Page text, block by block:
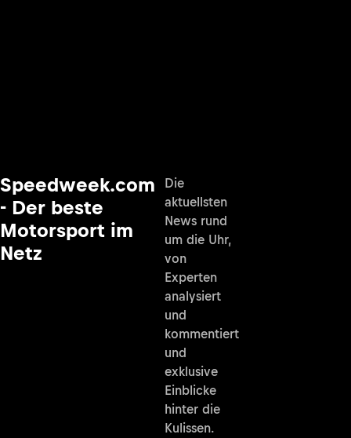
Speedweek.com
- Der beste
Motorsport im
Netz
Die
aktuellsten
News rund
um die Uhr,
von
Experten
analysiert
und
kommentiert
und
exklusive
Einblicke
hinter die
Kulissen.